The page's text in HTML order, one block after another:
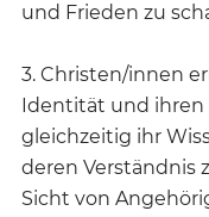
und Frieden zu
3. Christen/innen
Identität und ihren
gleichzeitig ihr
deren Verständnis
Sicht von